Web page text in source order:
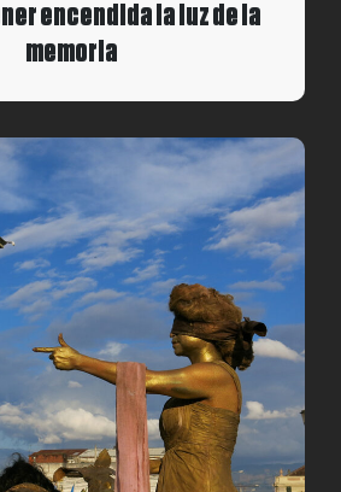
encendida la luz de la
memoria